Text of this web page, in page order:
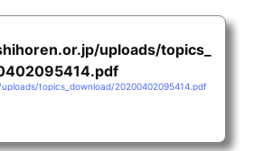
uploads/topics_
topics_download/20200402095414.pdf